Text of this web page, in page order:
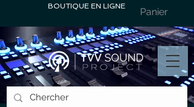
BOUTIQUE EN LIGNE Panier